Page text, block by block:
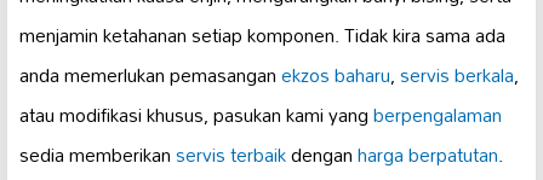
menjamin ketahanan setiap komponen. Tidak kira sama ada
anda memerlukan pemasanganekzos baharu,servis berkala,
atau modifikasi khusus, pasukan kami yangberpengalaman
sedia memberikanservis terbaikdenganharga berpatutan.